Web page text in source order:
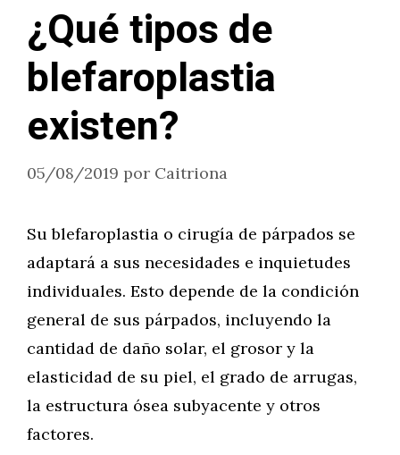
¿Qué tipos de
blefaroplastia
existen?
05/08/2019 por Caitriona
Su blefaroplastia o cirugía de párpados se
adaptará a sus necesidades e inquietudes
individuales. Esto depende de la condición
general de sus párpados, incluyendo la
cantidad de daño solar, el grosor y la
elasticidad de su piel, el grado de arrugas,
la estructura ósea subyacente y otros
factores.